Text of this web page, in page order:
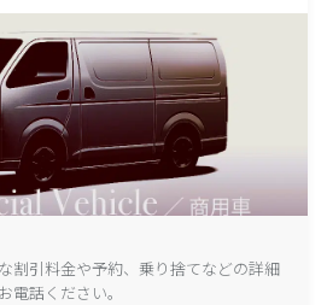
割引料金や予約、乗り捨てなどの詳細
電話ください。